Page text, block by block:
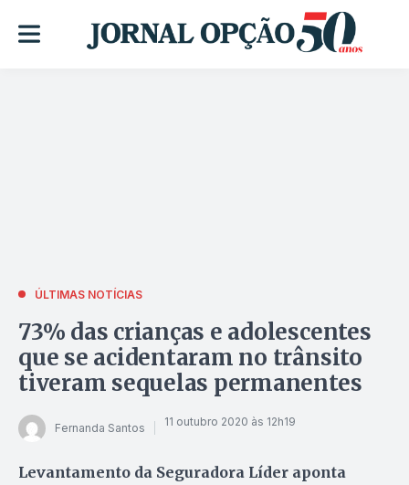
ÚLTIMAS NOTÍCIAS
73% das crianças e adolescentes
que se acidentaram no trânsito
tiveram sequelas permanentes
Fernanda Santos 11 outubro 2020 às 12h19
Levantamento da Seguradora Líder aponta